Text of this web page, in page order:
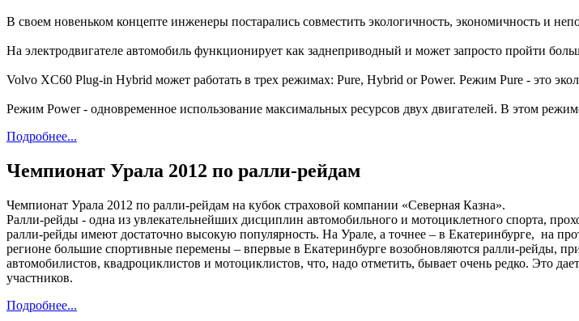
В своем новеньком концепте инженеры постарались совместить экологичность, экономичность и
На электродвигателе автомобиль функционирует как заднеприводный и может запросто пройти
Volvo XC60 Plug-in Hybrid может работать в трех режимах: Pure, Hybrid or Power. Режим Pure - это
Режим Power - одновременное использование максимальных ресурсов двух двигателей. В этом
Подробнее...
Чемпионат Урала 2012 по ралли-рейдам
Чемпионат Урала 2012 по ралли-рейдам на кубок страховой компании «Северная Казна».
Ралли-рейды - одна из увлекательнейших дисциплин автомобильного и мотоциклетного спорта,
ралли-рейды имеют достаточно высокую популярность. На Урале, а точнее – в Екатеринбурге, на
регионе большие спортивные перемены – впервые в Екатеринбурге возобновляются ралли-рейды,
автомобилистов, квадроциклистов и мотоциклистов, что, надо отметить, бывает очень редко. Это
участников.
Подробнее...